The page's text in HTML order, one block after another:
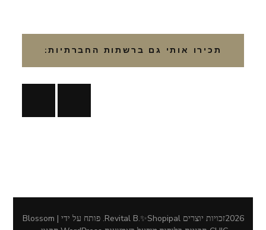
תכירו אותי גם ברשתות החברתיות:
2026זכויות יוצרים Revital B.✨Shopipal
.
פותח על ידי | Blossom